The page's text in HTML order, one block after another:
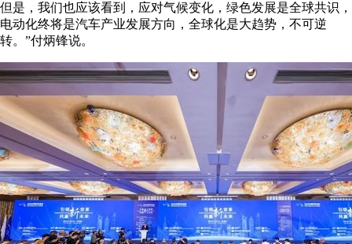
但是，我们也应该看到，应对气候变化，绿色发展是全球共识，
电动化终将是汽车产业发展方向，全球化是大趋势，不可逆
转。”付炳锋说。